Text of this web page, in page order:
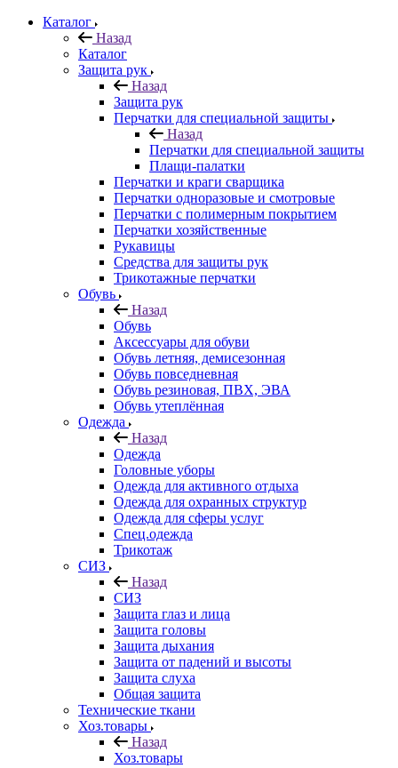
Каталог
Назад
Каталог
Защита рук
Назад
Защита рук
Перчатки для специальной защиты
Назад
Перчатки для специальной защиты
Плащи-палатки
Перчатки и краги сварщика
Перчатки одноразовые и смотровые
Перчатки с полимерным покрытием
Перчатки хозяйственные
Рукавицы
Средства для защиты рук
Трикотажные перчатки
Обувь
Назад
Обувь
Аксессуары для обуви
Обувь летняя, демисезонная
Обувь повседневная
Обувь резиновая, ПВХ, ЭВА
Обувь утеплённая
Одежда
Назад
Одежда
Головные уборы
Одежда для активного отдыха
Одежда для охранных структур
Одежда для сферы услуг
Спец.одежда
Трикотаж
СИЗ
Назад
СИЗ
Защита глаз и лица
Защита головы
Защита дыхания
Защита от падений и высоты
Защита слуха
Общая защита
Технические ткани
Хоз.товары
Назад
Хоз.товары